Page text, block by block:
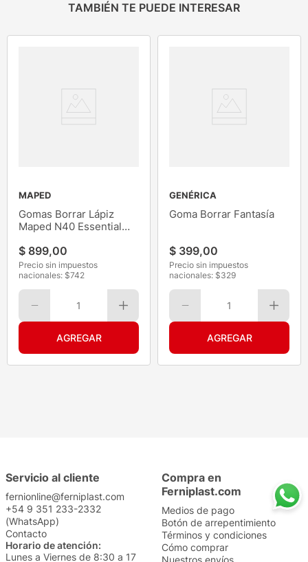
TAMBIÉN TE PUEDE INTERESAR
MAPED
Gomas Borrar Lápiz
Maped N40 Essential
$ 899,00
Precio sin impuestos
nacionales: $742
1
GENÉRICA
Goma Borrar Fantasía
$ 399,00
Precio sin impuestos
nacionales: $329
1
Servicio al cliente
fernionline@ferniplast.com
+54 9 351 233-2332
(WhatsApp)
Contacto
Horario de atención:
Lunes a Viernes de 8:30 a 17
Compra en
Ferniplast.com
Medios de pago
Botón de arrepentimiento
Términos y condiciones
Cómo comprar
Nuestros envíos